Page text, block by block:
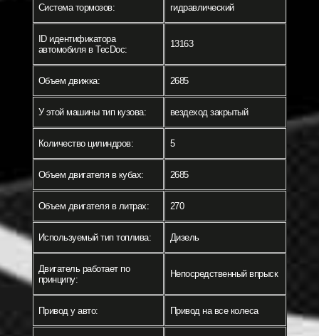
Система тормозов: гидравлический
ID идентификатора
автомобиля в TecDoc:
13163
Объем движка: 2685
У этой машины тип кузова: вездеход закрытый
Количество цилиндров: 5
Объем двигателя в кубах: 2685
Объем двигателя в литрах: 270
Используемый тип топлива: Дизель
Двигатель работает по
принципу:
Непосредственный впрыск
Привод у авто: Привод на все колеса